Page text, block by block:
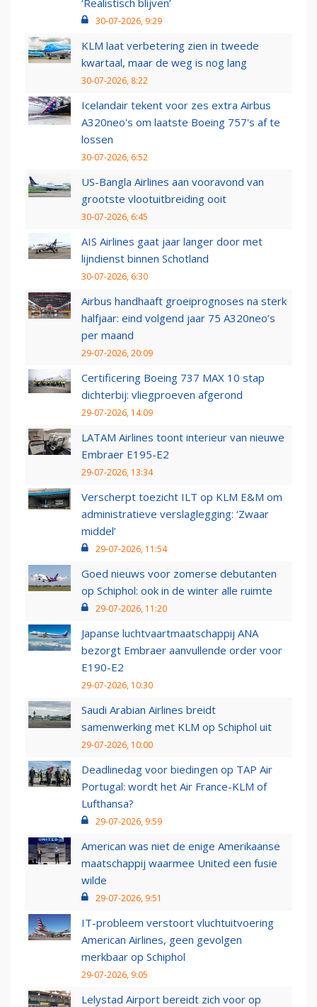
30-07-2026, 9:29
KLM laat verbetering zien in tweede
kwartaal, maar de weg is nog lang
30-07-2026, 8:22
Icelandair tekent voor zes extra Airbus
A320neo's om laatste Boeing 757's af te
lossen
30-07-2026, 6:52
US-Bangla Airlines aan vooravond van
grootste vlootuitbreiding ooit
30-07-2026, 6:45
AIS Airlines gaat jaar langer door met
lijndienst binnen Schotland
30-07-2026, 6:30
Airbus handhaaft groeiprognoses na sterk
halfjaar: eind volgend jaar 75 A320neo’s
per maand
29-07-2026, 20:09
Certificering Boeing 737 MAX 10 stap
dichterbij: vliegproeven afgerond
29-07-2026, 14:09
LATAM Airlines toont interieur van nieuwe
Embraer E195-E2
29-07-2026, 13:34
Verscherpt toezicht ILT op KLM E&M om
administratieve verslaglegging: ‘Zwaar
middel’
29-07-2026, 11:54
Goed nieuws voor zomerse debutanten
op Schiphol: ook in de winter alle ruimte
29-07-2026, 11:20
Japanse luchtvaartmaatschappij ANA
bezorgt Embraer aanvullende order voor
E190-E2
29-07-2026, 10:30
Saudi Arabian Airlines breidt
samenwerking met KLM op Schiphol uit
29-07-2026, 10:00
Deadlinedag voor biedingen op TAP Air
Portugal: wordt het Air France-KLM of
Lufthansa?
29-07-2026, 9:59
American was niet de enige Amerikaanse
maatschappij waarmee United een fusie
wilde
29-07-2026, 9:51
IT-probleem verstoort vluchtuitvoering
American Airlines, geen gevolgen
merkbaar op Schiphol
29-07-2026, 9:05
Lelystad Airport bereidt zich voor op